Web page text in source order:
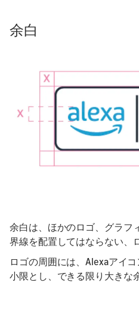
余白
余白は、ほかのロゴ、グラフ
界線を配置してはならない、
ロゴの周囲には、Alexaアイ
小限とし、できる限り大きな